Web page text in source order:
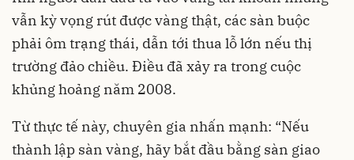
vẫn kỳ vọng rút được vàng thật, các sàn buộc
phải ôm trạng thái, dẫn tới thua lỗ lớn nếu thị
trường đảo chiều. Điều đã xảy ra trong cuộc
khủng hoảng năm 2008.
Từ thực tế này, chuyên gia nhấn mạnh: “Nếu
thành lập sàn vàng, hãy bắt đầu bằng sàn giao